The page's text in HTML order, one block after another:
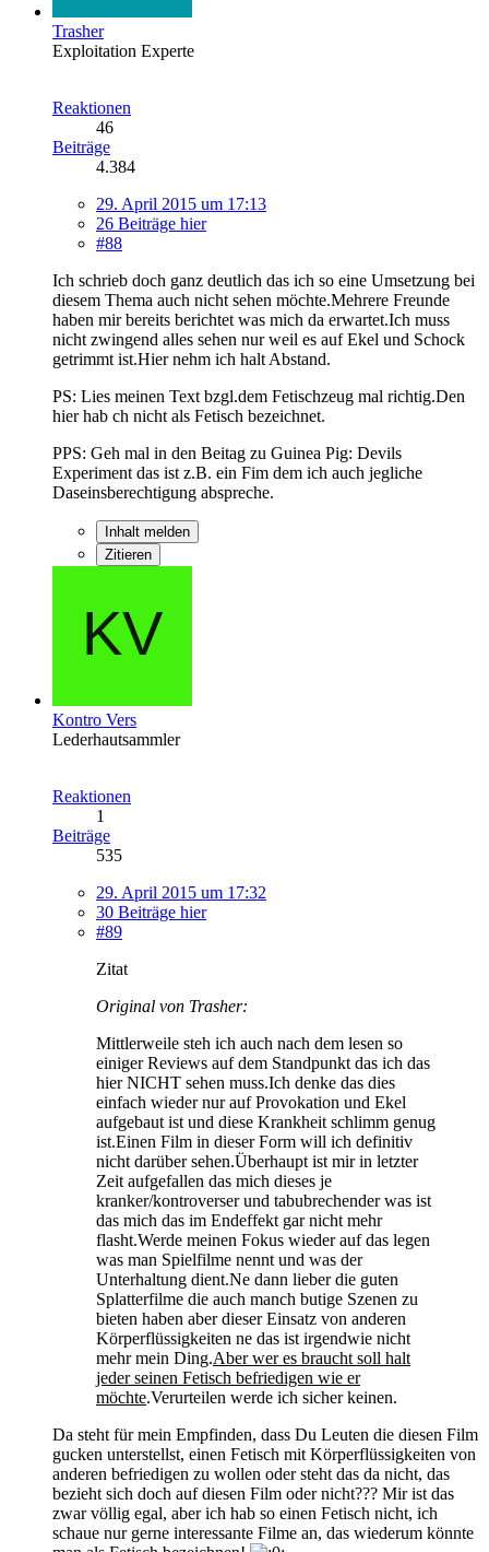
Trasher
Exploitation Experte
Reaktionen
46
Beiträge
4.384
29. April 2015 um 17:13
26 Beiträge hier
#88
Ich schrieb doch ganz deutlich das ich so eine Umsetzung bei
diesem Thema auch nicht sehen möchte.Mehrere Freunde
haben mir bereits berichtet was mich da erwartet.Ich muss
nicht zwingend alles sehen nur weil es auf Ekel und Schock
getrimmt ist.Hier nehm ich halt Abstand.
PS: Lies meinen Text bzgl.dem Fetischzeug mal richtig.Den
hier hab ch nicht als Fetisch bezeichnet.
PPS: Geh mal in den Beitag zu Guinea Pig: Devils
Experiment das ist z.B. ein Fim dem ich auch jegliche
Daseinsberechtigung abspreche.
Inhalt melden
Zitieren
Kontro Vers
Lederhautsammler
Reaktionen
1
Beiträge
535
29. April 2015 um 17:32
30 Beiträge hier
#89
Zitat
Original von Trasher:
Mittlerweile steh ich auch nach dem lesen so
einiger Reviews auf dem Standpunkt das ich das
hier NICHT sehen muss.Ich denke das dies
einfach wieder nur auf Provokation und Ekel
aufgebaut ist und diese Krankheit schlimm genug
ist.Einen Film in dieser Form will ich definitiv
nicht darüber sehen.Überhaupt ist mir in letzter
Zeit aufgefallen das mich dieses je
kranker/kontroverser und tabubrechender was ist
das mich das im Endeffekt gar nicht mehr
flasht.Werde meinen Fokus wieder auf das legen
was man Spielfilme nennt und was der
Unterhaltung dient.Ne dann lieber die guten
Splatterfilme die auch manch butige Szenen zu
bieten haben aber dieser Einsatz von anderen
Körperflüssigkeiten ne das ist irgendwie nicht
mehr mein Ding.Aber wer es braucht soll halt
jeder seinen Fetisch befriedigen wie er
möchte.Verurteilen werde ich sicher keinen.
Da steht für mein Empfinden, dass Du Leuten die diesen Film
gucken unterstellst, einen Fetisch mit Körperflüssigkeiten von
anderen befriedigen zu wollen oder steht das da nicht, das
bezieht sich doch auf diesen Film oder nicht??? Mir ist das
zwar völlig egal, aber ich hab so einen Fetisch nicht, ich
schaue nur gerne interessante Filme an, das wiederum könnte